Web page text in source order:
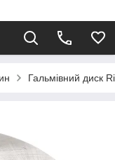
Гальмівний диск